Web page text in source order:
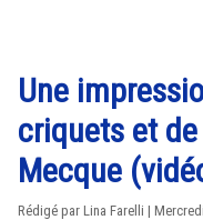
Une
criquets et
Mecque
Rédigé par Lina Farelli |